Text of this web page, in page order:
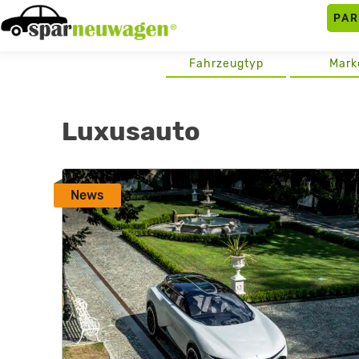
Skip
to
Fahrzeugtyp
Luxusauto
News